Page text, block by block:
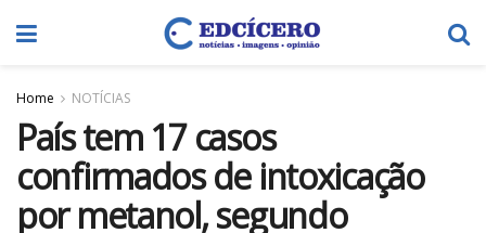
Home NOTÍCIAS
País tem 17 casos
confirmados de intoxicação
por metanol, segundo